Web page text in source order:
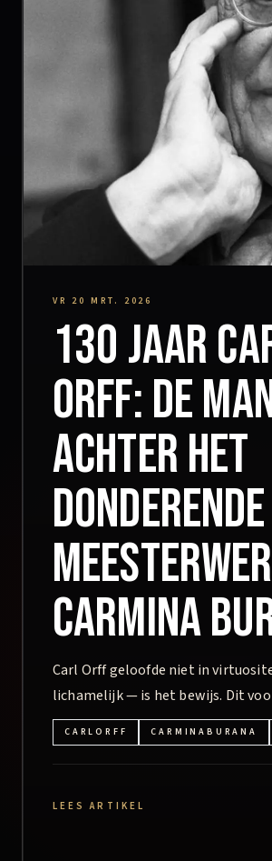
VR 20 MRT. 2026
130 jaar
Orff: de
achter het
donderende
Carmina
Carl Orff geloofde niet in
lichamelijk — is het bewijs. Dit
CARLORFF CARMINABURANA
LEES ARTIKEL